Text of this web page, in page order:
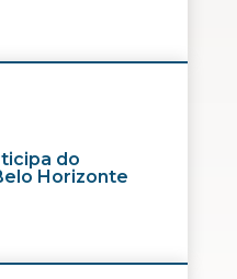
do
Horizonte